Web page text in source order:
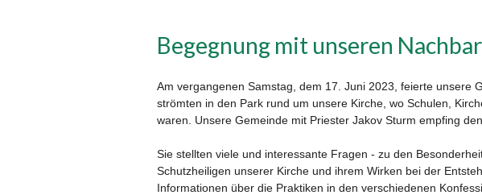
Begegnung mit unseren
Am vergangenen Samstag, dem 17. Juni 2023, feierte unsere
strömten in den Park rund um unsere Kirche, wo Schulen,
waren. Unsere Gemeinde mit Priester Jakov Sturm empfing
Sie stellten viele und interessante Fragen - zu den
Schutzheiligen unserer Kirche und ihrem Wirken bei der
Informationen über die Praktiken in den verschiedenen